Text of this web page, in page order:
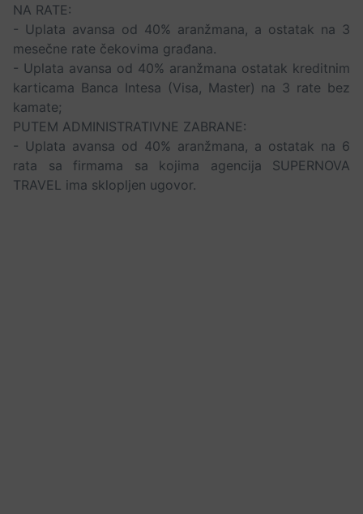
NA RATE:
- Uplata avansa od 40% aranžmana, a ostatak na 3
mesečne rate čekovima građana.
- Uplata avansa od 40% aranžmana ostatak kreditnim
karticama Banca Intesa (Visa, Master) na 3 rate bez
kamate;
PUTEM ADMINISTRATIVNE ZABRANE:
- Uplata avansa od 40% aranžmana, a ostatak na 6
rata sa firmama sa kojima agencija SUPERNOVA
TRAVEL ima sklopljen ugovor.